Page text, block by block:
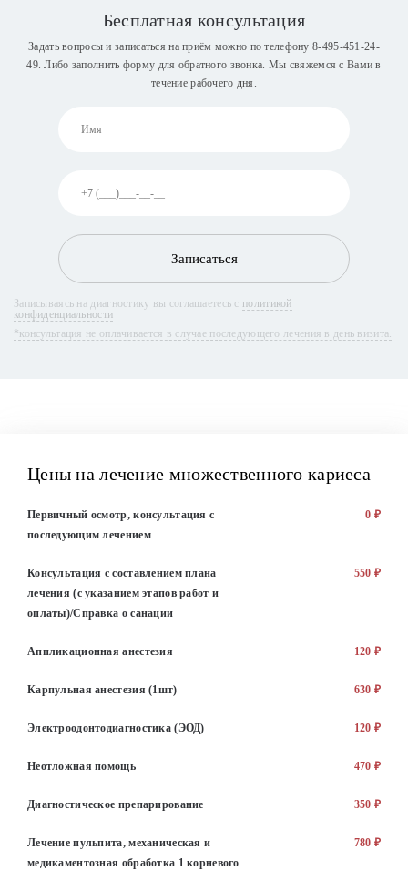
Бесплатная консультация
Задать вопросы и записаться на приём можно по телефону8-495-451-24-
49. Либо заполнить форму для обратного звонка. Мы свяжемся с Вами в
течение рабочего дня.
Записаться
Записываясь на диагностику вы соглашаетесь с политикой
конфиденциальности
*консультация не оплачивается в случае последующего лечения в день визита.
Цены на лечение множественного кариеса
Первичный осмотр, консультация с
последующим лечением
0 ₽
Консультация с составлением плана
лечения (с указанием этапов работ и
оплаты)/Справка о санации
550 ₽
Аппликационная анестезия 120 ₽
Карпульная анестезия (1шт) 630 ₽
Электроодонтодиагностика (ЭОД) 120 ₽
Неотложная помощь 470 ₽
Диагностическое препарирование 350 ₽
Лечение пульпита, механическая и
медикаментозная обработка 1 корневого
780 ₽